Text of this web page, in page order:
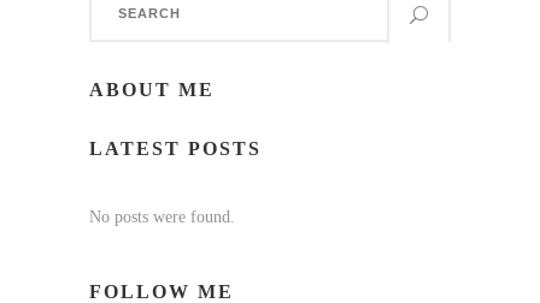
ABOUT ME
LATEST POSTS
No posts were found.
FOLLOW ME